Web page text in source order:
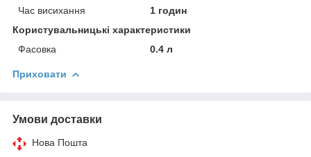
Час висихання
1 годин
Користувальницькі характеристики
Фасовка
0.4 л
Приховати
Умови доставки
Нова Пошта